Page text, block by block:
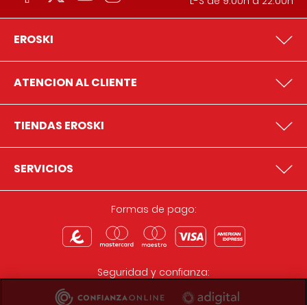
EROSKI
ATENCION AL CLIENTE
TIENDAS EROSKI
SERVICIOS
Formas de pago:
Seguridad y confianza: